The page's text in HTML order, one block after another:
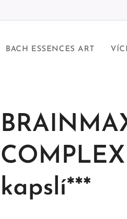
BACH ESSENCES ART
kapslí***